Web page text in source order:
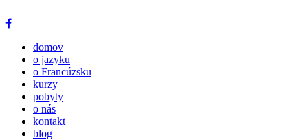
domov
o jazyku
o Francúzsku
kurzy
pobyty
o nás
kontakt
blog